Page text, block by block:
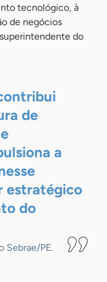
tecnológico, à
de negócios
do
de
a
estratégico
do
Sebrae/PE.